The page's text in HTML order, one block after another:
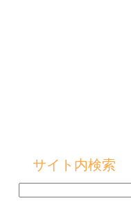
サイト内検索